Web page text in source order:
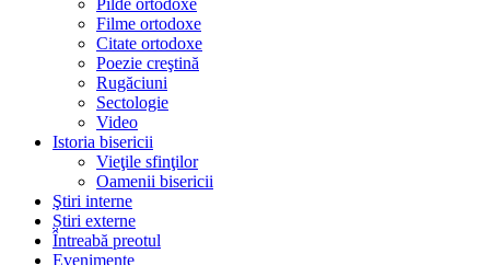
Pilde ortodoxe
Filme ortodoxe
Citate ortodoxe
Poezie creştină
Rugăciuni
Sectologie
Video
Istoria bisericii
Vieţile sfinţilor
Oamenii bisericii
Ştiri interne
Știri externe
Întreabă preotul
Evenimente